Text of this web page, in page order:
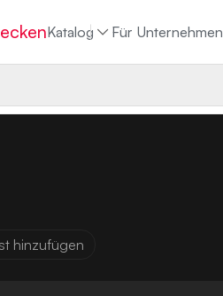
Katalog Für Unternehmen
hinzufügen